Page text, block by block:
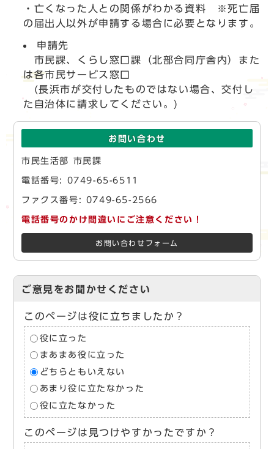
・亡くなった人との関係がわかる資料 ※死亡届
の届出人以外が申請する場合に必要となります。
申請先
市民課、くらし窓口課（北部合同庁舎内）また
は各市民サービス窓口
(長浜市が交付したものではない場合、交付し
た自治体に請求してください。)
お問い合わせ
市民生活部 市民課
電話番号: 0749-65-6511
ファクス番号: 0749-65-2566
電話番号のかけ間違いにご注意ください！
お問い合わせフォーム
ご意見をお聞かせください
このページは役に立ちましたか？
役に立った
まあまあ役に立った
どちらともいえない
あまり役に立たなかった
役に立たなかった
このページは見つけやすかったですか？